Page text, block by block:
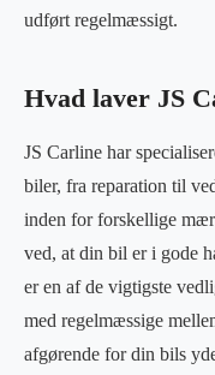
udført regelmæssigt.
Hvad laver JS
JS Carline har
biler, fra reparation til
inden for forskellige
ved, at din bil er i gode
er en af de vigtigste
med regelmæssige
afgørende for din bils